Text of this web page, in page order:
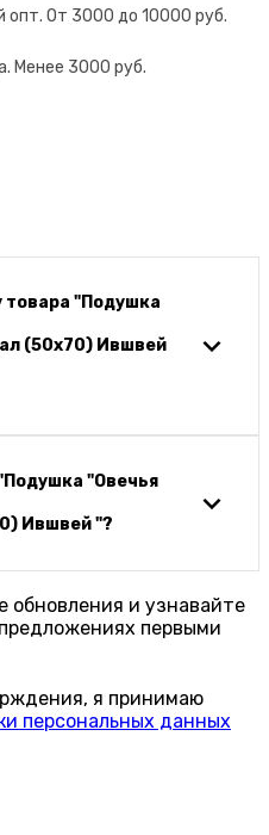
товара "Подушка
(50х70) Ившвей
"Овечья
Ившвей "?
обновления и узнавайте
первыми
я принимаю
персональных данных